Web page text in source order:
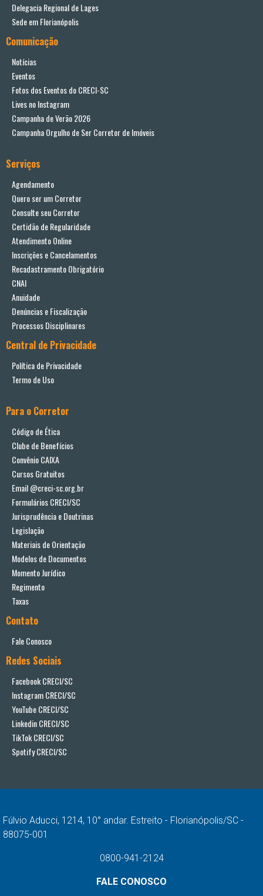
Delegacia Regional de Lages
Sede em Florianópolis
Comunicação
Notícias
Eventos
Fotos dos Eventos do CRECI-SC
Lives no Instagram
Campanha de Verão 2026
Campanha Orgulho de Ser Corretor de Imóveis
Serviços
Agendamento
Quero ser um Corretor
Consulte seu Corretor
Certidão de Regularidade
Atendimento Online
Inscrições e Cancelamentos
Recadastramento Obrigatório
CNAI
Anuidade
Denúncias e Fiscalização
Processos Disciplinares
Central de Privacidade
Política de Privacidade
Termo de Uso
Para o Corretor
Código de Ética
Clube de Benefícios
Convênio CAIXA
Cursos Gratuitos
Email @creci-sc.org.br
Formulários CRECI/SC
Jurisprudência e Doutrinas
Legislação
Materiais de Orientação
Modelos de Documentos
Momento Jurídico
Regimento
Taxas
Contato
Fale Conosco
Redes Sociais
Facebook CRECI/SC
Instagram CRECI/SC
YouTube CRECI/SC
Linkedin CRECI/SC
TikTok CRECI/SC
Spotify CRECI/SC
Fúlvio Aducci, 1214, 10° andar. Estreito - Florianópolis/SC -
88075-001
0800-941-2124
FALE CONOSCO